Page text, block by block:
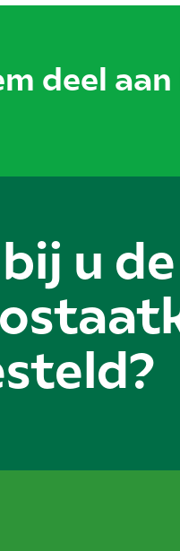
deel
u